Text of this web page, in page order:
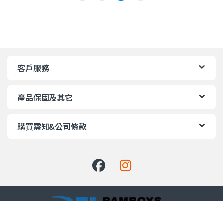
客戶服務
產品保固及其它
購買需知&公司條款